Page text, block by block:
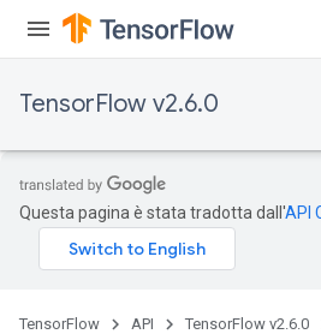
TensorFlow v2.6.0
Questa pagina è stata tradotta dall'API
TensorFlow API TensorFlow v2.6.0